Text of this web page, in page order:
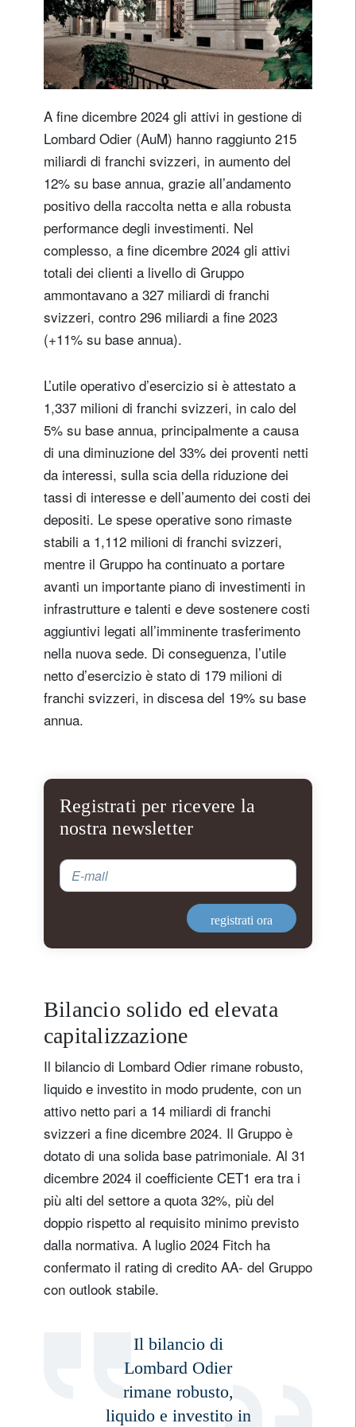
A fine dicembre 2024 gli attivi in gestione di
Lombard Odier (AuM) hanno raggiunto 215
miliardi di franchi svizzeri, in aumento del
12% su base annua, grazie all’andamento
positivo della raccolta netta e alla robusta
performance degli investimenti. Nel
complesso, a fine dicembre 2024 gli attivi
totali dei clienti a livello di Gruppo
ammontavano a 327 miliardi di franchi
svizzeri, contro 296 miliardi a fine 2023
(+11% su base annua).
L’utile operativo d’esercizio si è attestato a
1,337 milioni di franchi svizzeri, in calo del
5% su base annua, principalmente a causa
di una diminuzione del 33% dei proventi netti
da interessi, sulla scia della riduzione dei
tassi di interesse e dell’aumento dei costi dei
depositi. Le spese operative sono rimaste
stabili a 1,112 milioni di franchi svizzeri,
mentre il Gruppo ha continuato a portare
avanti un importante piano di investimenti in
infrastrutture e talenti e deve sostenere costi
aggiuntivi legati all’imminente trasferimento
nella nuova sede. Di conseguenza, l’utile
netto d’esercizio è stato di 179 milioni di
franchi svizzeri, in discesa del 19% su base
annua.
Registrati per ricevere la
nostra newsletter
E-mail
registrati ora
Bilancio solido ed elevata
capitalizzazione
Il bilancio di Lombard Odier rimane robusto,
liquido e investito in modo prudente, con un
attivo netto pari a 14 miliardi di franchi
svizzeri a fine dicembre 2024. Il Gruppo è
dotato di una solida base patrimoniale. Al 31
dicembre 2024 il coefficiente CET1 era tra i
più alti del settore a quota 32%, più del
doppio rispetto al requisito minimo previsto
dalla normativa. A luglio 2024 Fitch ha
confermato il rating di credito AA- del Gruppo
con outlook stabile.
Il bilancio di
Lombard Odier
rimane robusto,
liquido e investito in